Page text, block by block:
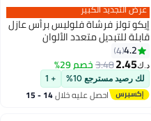
عرض التجديد الكبير
إيكو تولز فرشاة فلوليس برأس عازل
قابلة للتبديل متعدد الألوان
4.2
4
د.ك‏2.45
3.48 خصم 29%
لك رصيد مسترجع 10% + 1
احصل عليه خلال 14 - 15